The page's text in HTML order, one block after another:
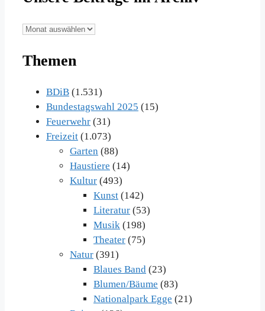
Unsere
im
Themen
BDiB (1.531)
Bundestagswahl 2025 (15)
Feuerwehr (31)
Freizeit (1.073)
Garten (88)
Haustiere (14)
Kultur (493)
Kunst (142)
Literatur (53)
Musik (198)
Theater (75)
Natur (391)
Blaues Band (23)
Blumen/Bäume (83)
Nationalpark Egge (21)